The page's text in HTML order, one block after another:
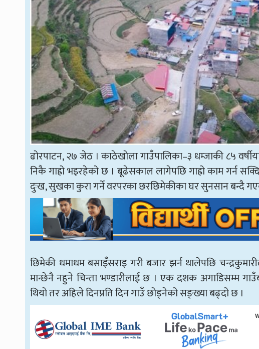
ढोरपाटन, २७ जेठ । काठेखोला गाउँपालिका–३ धम्जाकी ८५
निकै गाह्रो भइरहेको छ । बूढेसकाल लागेपछि गाह्रो काम गर्न
दुःख, सुखका कुरा गर्ने वरपरका छरछिमेकीका घर सुनसान बन्दै
छिमेकी धमाधम बसाइँसराइ गरी बजार झर्न थालेपछि
मान्छेनै नहुने चिन्ता भण्डारीलाई छ । एक दशक अगाडिसम्म
थियो तर अहिले दिनप्रति दिन गाउँ छोड्नेको सङ्ख्या बढ्दो छ ।